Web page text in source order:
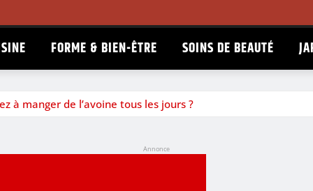
FORME & BIEN-ÊTRE SOINS DE BEAUTÉ
à manger de l’avoine tous les jours ?
Annonce